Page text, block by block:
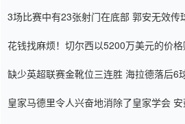
3场比赛中有23张射门在底部 郭安无效传
花钱找麻烦！切尔西以5200万美元的价
缺少英超联赛金靴位三连胜 海拉德落后6
皇家马德里令人兴奋地消除了皇家学会 安